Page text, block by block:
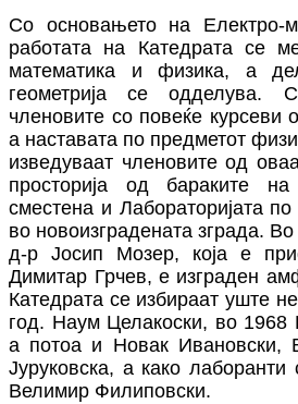
Со основањето на Електро-
работата на Катедрата се
математика и физика, а
геометрија се одделува.
членовите со повеќе курсеви
а наставата по предметот
изведуваат членовите од
просторија од бараките
сместена и Лабораторијата
во новоизградената зграда.
д-р Јосип Мозер, која е
Димитар Грчев, е изграден
Катедрата се избираат уште
год. Наум Целакоски, во 1968
а потоа и Новак Ивановски,
Јуруковска, а како
Велимир Филиповски.